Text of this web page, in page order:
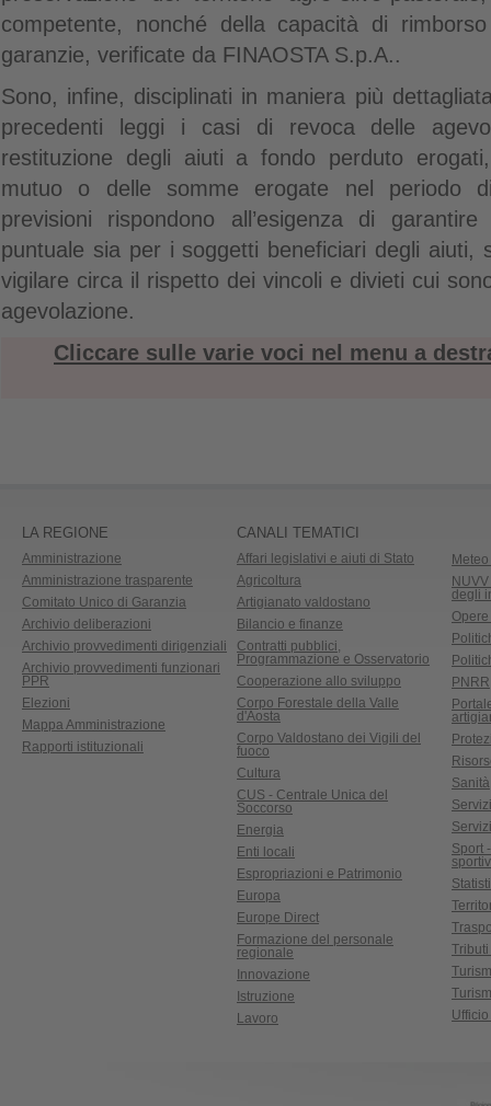
competente, nonché della capacità di
garanzie, verificate da FINAOSTA S.p.A..
Sono, infine, disciplinati in maniera più
precedenti leggi i casi di revoca delle
restituzione degli aiuti a fondo perduto
mutuo o delle somme erogate nel periodo
previsioni rispondono all’esigenza di
puntuale sia per i soggetti beneficiari degli aiuti,
vigilare circa il rispetto dei vincoli e divieti cui
agevolazione.
Cliccare sulle varie voci nel menu a
LA REGIONE
Amministrazione
Amministrazione trasparente
Comitato Unico di Garanzia
Archivio deliberazioni
Archivio provvedimenti dirigenziali
Archivio provvedimenti funzionari
PPR
Elezioni
Mappa Amministrazione
Rapporti istituzionali
CANALI TEMATICI
Affari legislativi e aiuti di Stato
Agricoltura
Artigianato valdostano
Bilancio e finanze
Contratti pubblici,
Programmazione e Osservatorio
Cooperazione allo sviluppo
Corpo Forestale della Valle
d'Aosta
Corpo Valdostano dei Vigili del
fuoco
Cultura
CUS - Centrale Unica del
Soccorso
Energia
Enti locali
Espropriazioni e Patrimonio
Europa
Europe Direct
Formazione del personale
regionale
Innovazione
Istruzione
Lavoro
degli
PNRR
Sanità
Sport